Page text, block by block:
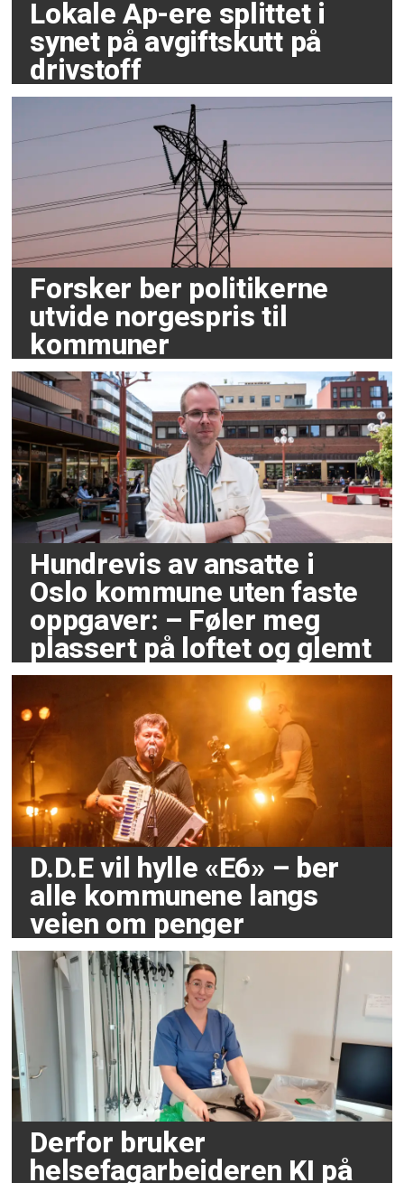
Lokale Ap-ere splittet i
synet på avgiftskutt på
drivstoff
Forsker ber politikerne
utvide norgespris til
kommuner
Hundrevis av ansatte i
Oslo kommune uten faste
oppgaver: – Føler meg
plassert på loftet og glemt
D.D.E vil hylle «E6» – ber
alle kommunene langs
veien om penger
Derfor bruker
helsefagarbeideren KI på